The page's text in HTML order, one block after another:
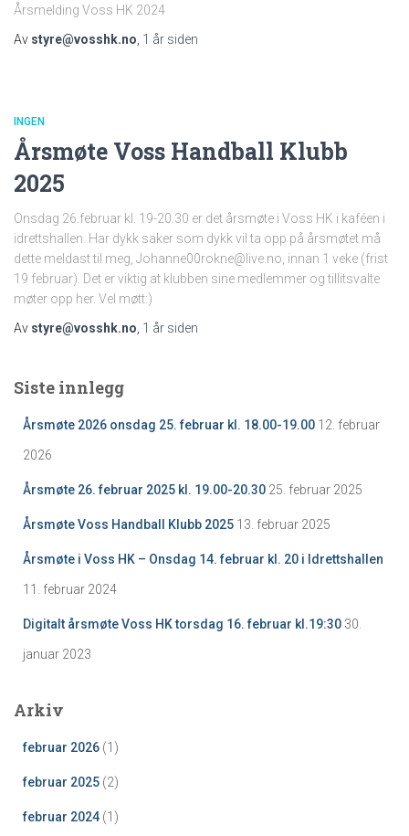
Årsmelding Voss HK 2024
Av styre@vosshk.no 1 år siden
INGEN
Årsmøte Voss Handball Klubb
2025
Onsdag 26.februar kl. 19-20.30 er det årsmøte i Voss HK i kaféen i
idrettshallen. Har dykk saker som dykk vil ta opp på årsmøtet må
dette meldast til meg, Johanne00rokne@live.no, innan 1 veke (frist
19 februar). Det er viktig at klubben sine medlemmer og tillitsvalte
møter opp her. Vel møtt:)
Av styre@vosshk.no 1 år siden
Siste innlegg
Årsmøte 2026 onsdag 25. februar kl. 18.00-19.00 12. februar
2026
Årsmøte 26. februar 2025 kl. 19.00-20.30 25. februar 2025
Årsmøte Voss Handball Klubb 2025 13. februar 2025
Årsmøte i Voss HK – Onsdag 14. februar kl. 20 i Idrettshallen
11. februar 2024
Digitalt årsmøte Voss HK torsdag 16. februar kl.19:30 30.
januar 2023
Arkiv
februar 2026 (1)
februar 2025 (2)
februar 2024 (1)